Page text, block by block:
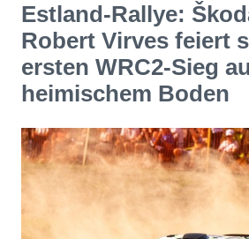
Estland-Rallye:
Robert Virves feiert
ersten WRC2-Sieg
heimischem Boden